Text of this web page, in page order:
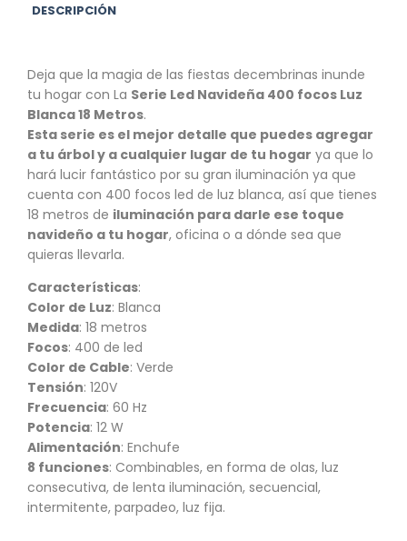
DESCRIPCIÓN
Deja que la magia de las fiestas decembrinas inunde
tu hogar con La Serie Led Navideña 400 focos Luz
Blanca 18 Metros.
Esta serie es el mejor detalle que puedes agregar
a tu árbol y a cualquier lugar de tu hogar ya que lo
hará lucir fantástico por su gran iluminación ya que
cuenta con 400 focos led de luz blanca, así que tienes
18 metros de iluminación para darle ese toque
navideño a tu hogar, oficina o a dónde sea que
quieras llevarla.
Características:
Color de Luz: Blanca
Medida: 18 metros
Focos: 400 de led
Color de Cable: Verde
Tensión: 120V
Frecuencia: 60 Hz
Potencia: 12 W
Alimentación: Enchufe
8 funciones: Combinables, en forma de olas, luz
consecutiva, de lenta iluminación, secuencial,
intermitente, parpadeo, luz fija.